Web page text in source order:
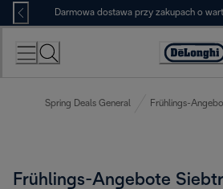
Skip
to
Content
Darmowa dostawa przy zakupach o
Deklaracja
Spring Deals General Frühlings-
Frühlings-Angebote